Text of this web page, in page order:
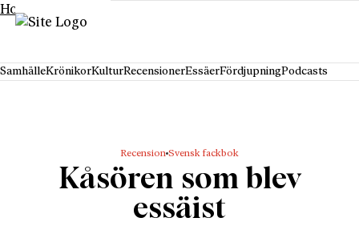
Hoppa till innehåll
SamhälleKrönikorKulturRecensionerEssäerFördjupningPodcasts
Recension Svensk fackbok
Kåsören som blev
essäist